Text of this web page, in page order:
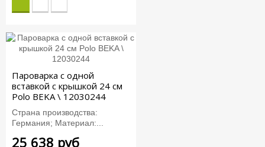
Пароварка с одной
вставкой с крышкой 24 см
Polo BEKA \ 12030244
Страна производства:
Германия; Материал:...
25 638 руб